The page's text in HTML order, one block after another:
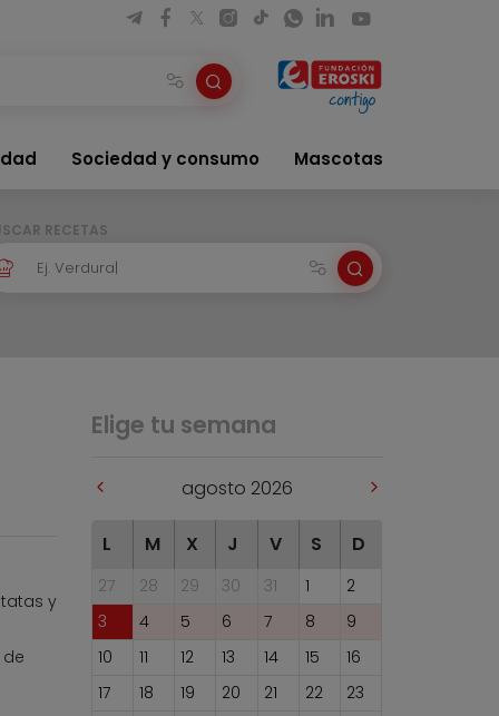
Sociedad y consumo Mascotas
RECETAS
y
Elige tu semana
agosto 2026
L M X J V S D
27 28 29 30 31 1
2
3
4 5 6 7 8
9
10
11 12 13 14 15
16
17
18 19 20 21 22
23